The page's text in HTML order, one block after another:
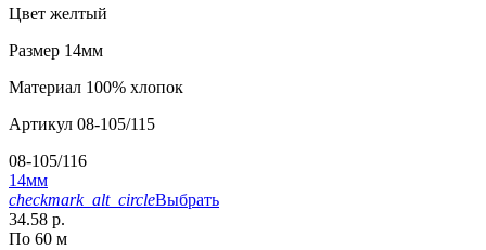
Цвет желтый
Размер 14мм
Материал 100% хлопок
Артикул 08-105/115
08-105/116
14мм
checkmark_alt_circleВыбрать
34.58 р.
По 60 м